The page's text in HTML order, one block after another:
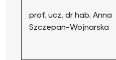
prof. ucz. dr hab. Anna
Szczepan-Wojnarska